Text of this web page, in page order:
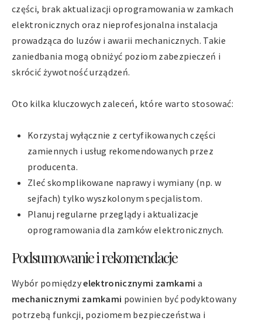
części, brak aktualizacji oprogramowania w zamkach
elektronicznych oraz nieprofesjonalna instalacja
prowadząca do luzów i awarii mechanicznych. Takie
zaniedbania mogą obniżyć poziom zabezpieczeń i
skrócić żywotność urządzeń.
Oto kilka kluczowych zaleceń, które warto stosować:
Korzystaj wyłącznie z certyfikowanych części
zamiennych i usług rekomendowanych przez
producenta.
Zleć skomplikowane naprawy i wymiany (np. w
sejfach) tylko wyszkolonym specjalistom.
Planuj regularne przeglądy i aktualizacje
oprogramowania dla zamków elektronicznych.
Podsumowanie i rekomendacje
Wybór pomiędzyelektronicznymi zamkami a
mechanicznymi zamkami powinien być podyktowany
potrzebą funkcji, poziomem bezpieczeństwa i